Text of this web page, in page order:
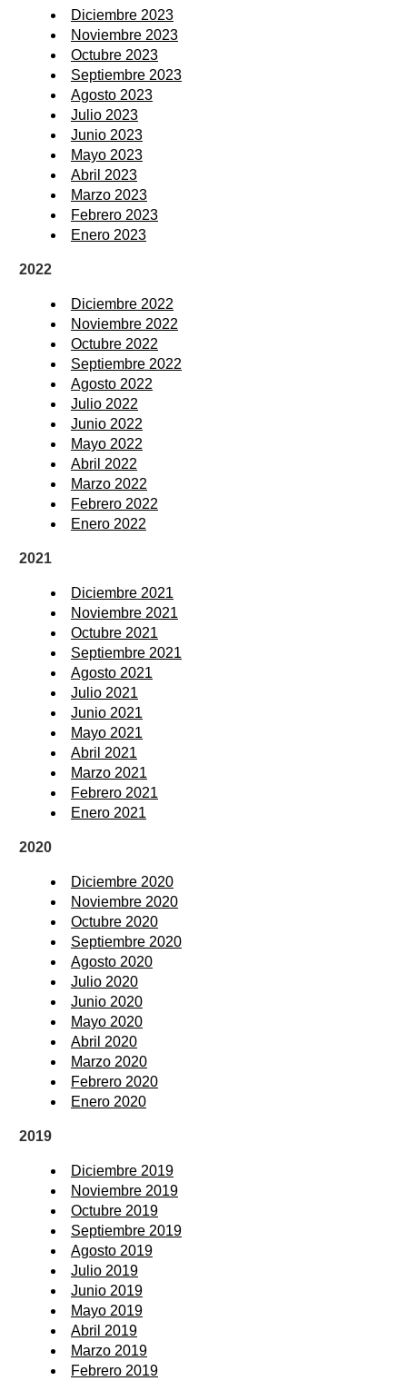
Diciembre 2023
Noviembre 2023
Octubre 2023
Septiembre 2023
Agosto 2023
Julio 2023
Junio 2023
Mayo 2023
Abril 2023
Marzo 2023
Febrero 2023
Enero 2023
2022
Diciembre 2022
Noviembre 2022
Octubre 2022
Septiembre 2022
Agosto 2022
Julio 2022
Junio 2022
Mayo 2022
Abril 2022
Marzo 2022
Febrero 2022
Enero 2022
2021
Diciembre 2021
Noviembre 2021
Octubre 2021
Septiembre 2021
Agosto 2021
Julio 2021
Junio 2021
Mayo 2021
Abril 2021
Marzo 2021
Febrero 2021
Enero 2021
2020
Diciembre 2020
Noviembre 2020
Octubre 2020
Septiembre 2020
Agosto 2020
Julio 2020
Junio 2020
Mayo 2020
Abril 2020
Marzo 2020
Febrero 2020
Enero 2020
2019
Diciembre 2019
Noviembre 2019
Octubre 2019
Septiembre 2019
Agosto 2019
Julio 2019
Junio 2019
Mayo 2019
Abril 2019
Marzo 2019
Febrero 2019